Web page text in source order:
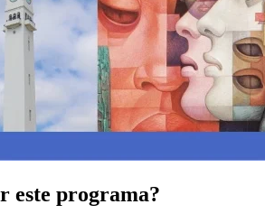
este programa?